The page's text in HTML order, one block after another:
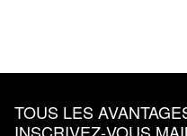
TOUS LES